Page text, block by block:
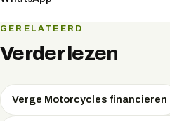
GERELATEERD
Verder lezen
Verge Motorcycles financieren